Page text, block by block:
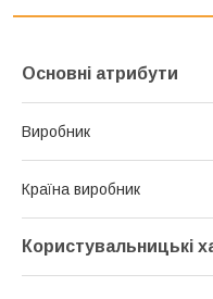
Основні атрибути
Виробник
Країна виробник
Користувальницькі